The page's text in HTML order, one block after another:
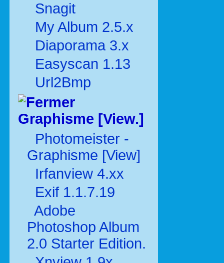
Snagit
My Album 2.5.x
Diaporama 3.x
Easyscan 1.13
Url2Bmp
Graphisme [View.]
Photomeister -
Graphisme [View]
Irfanview 4.xx
Exif 1.1.7.19
Adobe
Photoshop Album
2.0 Starter Edition.